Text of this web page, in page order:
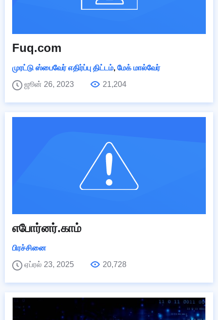
Fuq.com
முரட்டு ஸ்பைவேர் எதிர்ப்பு திட்டம், மேக் மால்வேர்
ஜூன் 26, 2023
21,204
எபோர்னர்.காம்
பிரச்சினை
ஏப்ரல் 23, 2025
20,728